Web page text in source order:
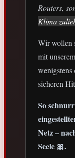
Routers,
Klima
Wir wollen
mit
wenigstens
sicheren
So
Netz –
Seele 🎀.